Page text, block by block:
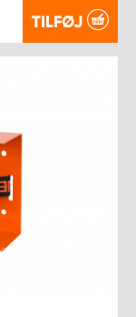
TILFØJ